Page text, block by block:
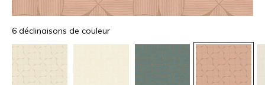
6 déclinaisons de couleur